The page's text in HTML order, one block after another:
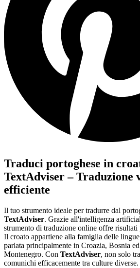
Traduci portoghese in
TextAdviser – Traduzione
efficiente
Il tuo strumento ideale per tradurre dal
TextAdviser. Grazie all'intelligenza
strumento di traduzione online offre
Il croato appartiene alla famiglia delle
parlata principalmente in Croazia, Bosnia
Montenegro. Con TextAdviser, non solo
comunichi efficacemente tra culture diverse.